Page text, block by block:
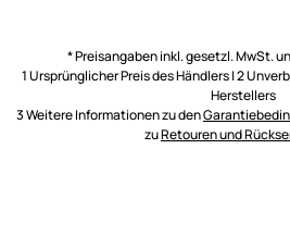
* Preisangaben inkl. gesetzl. MwSt.
1 Ursprünglicher Preis des Händlers | 2
Herstellers
3 Weitere Informationen zu den
zuRetouren und